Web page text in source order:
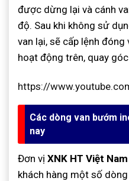
được dừng lại và cánh
độ. Sau khi không sử
van lại, sẽ cấp lệnh đóng
hoạt động trên, quay
https://
Các dòng van bướm
nay
Đơn vị XNK HT Việt Nam
khách hàng một số